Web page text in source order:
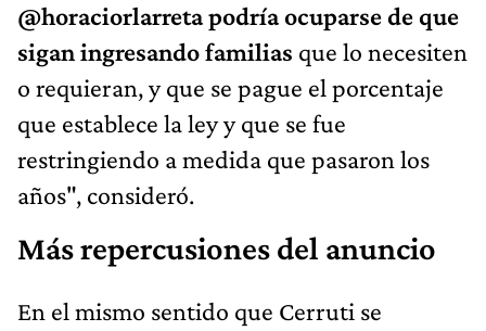
@horaciorlarreta podría ocuparse de que
sigan ingresando familias que lo necesiten
o requieran, y que se pague el porcentaje
que establece la ley y que se fue
restringiendo a medida que pasaron los
años", consideró.
Más repercusiones del anuncio
En el mismo sentido que Cerruti se